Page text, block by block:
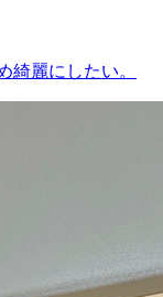
綺麗にしたい。